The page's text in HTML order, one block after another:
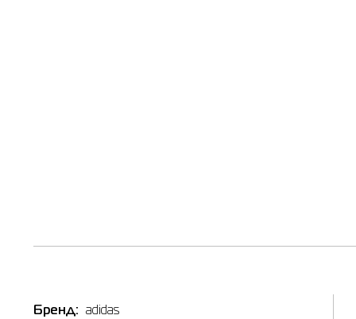
Товар
1,919.00
Бренд:
adidas